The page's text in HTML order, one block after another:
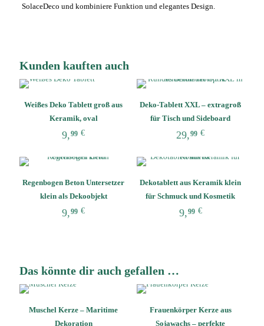
SolaceDeco und kombiniere Funktion und elegantes Design.
Kunden kauften auch
Weißes Deko Tablett groß aus
Keramik, oval
9,99 €
Produkt
mehrere
Varianten
auf.
Produktseite
gewählt
Deko-Tablett XXL – extragroß
für Tisch und Sideboard
29,99 €
Produkt
mehrere
Varianten
auf.
gewählt
Regenbogen Beton Untersetzer
klein als Dekoobjekt
9,99 €
Varianten
auf.
Optionen
Dekotablett aus Keramik klein
für Schmuck und Kosmetik
9,99 €
auf.
Optionen
Das könnte dir auch gefallen …
Muschel Kerze – Maritime
Dekoration
Frauenkörper Kerze aus
Sojawachs – perfekte